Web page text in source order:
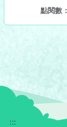
點閱數：
:::